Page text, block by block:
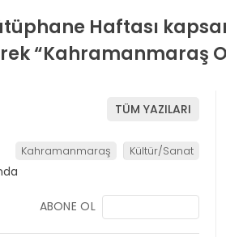
Haftası
“Kahramanmaraş
TÜM YAZILARI
Kahramanmaraş Kültür/Sanat
ABONE OL